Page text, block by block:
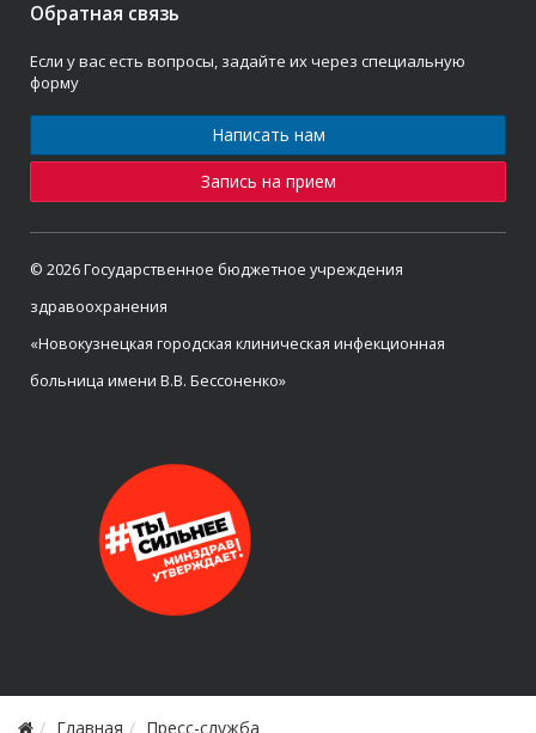
Обратная связь
Если у вас есть вопросы, задайте их через специальную
форму
Написать нам
Запись на прием
© 2026 Государственное бюджетное учреждения
здравоохранения
«Новокузнецкая городская клиническая инфекционная
больница имени В.В. Бессоненко»
Главная Пресс-служба